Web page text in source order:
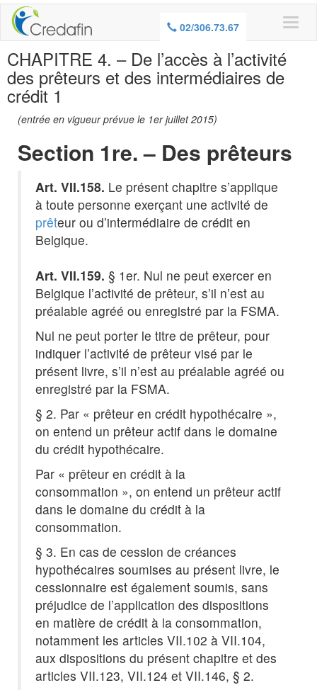
ATTENTION, EMPRUNTER DE L’ARGENT
COUTE AUSSI DE L’ARGENT
02/306.73.67
CHAPITRE 4. – De l’accès à l’activité
des prêteurs et des intermédiaires de
crédit 1
(entrée en vigueur prévue le 1er juillet 2015)
Section 1re. – Des prêteurs
Art. VII.158. Le présent chapitre s’applique
à toute personne exerçant une activité de
prêteur ou d’intermédiaire de crédit en
Belgique.
Art. VII.159. § 1er. Nul ne peut exercer en
Belgique l’activité de prêteur, s’il n’est au
préalable agréé ou enregistré par la FSMA.
Nul ne peut porter le titre de prêteur, pour
indiquer l’activité de prêteur visé par le
présent livre, s’il n’est au préalable agréé ou
enregistré par la FSMA.
§ 2. Par « prêteur en crédit hypothécaire »,
on entend un prêteur actif dans le domaine
du crédit hypothécaire.
Par « prêteur en crédit à la
consommation », on entend un prêteur actif
dans le domaine du crédit à la
consommation.
§ 3. En cas de cession de créances
hypothécaires soumises au présent livre, le
cessionnaire est également soumis, sans
préjudice de l’application des dispositions
en matière de crédit à la consommation,
notamment les articles VII.102 à VII.104,
aux dispositions du présent chapitre et des
articles VII.123, VII.124 et VII.146, § 2.